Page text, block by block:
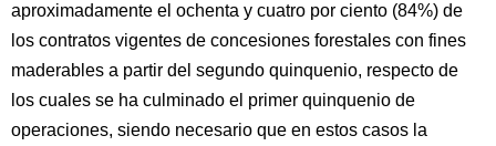
aproximadamente el ochenta y cuatro por ciento (84%) de
los contratos vigentes de concesiones forestales con fines
maderables a partir del segundo quinquenio, respecto de
los cuales se ha culminado el primer quinquenio de
operaciones, siendo necesario que en estos casos la